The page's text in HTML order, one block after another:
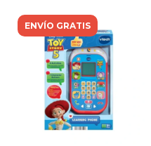
ENVÍO GRATIS